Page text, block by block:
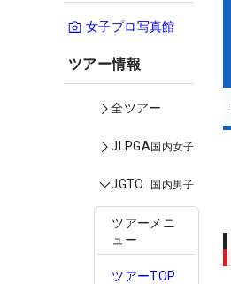
女子プロ写真館
ツアー情報
全ツアー
JLPGA国内女子
JGTO 国内男子
ツアーメニ
ュー
ツアーTOP